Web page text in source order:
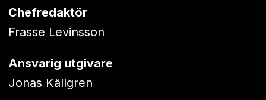
Chefredaktör
Frasse Levinsson
Ansvarig utgivare
Jonas Källgren